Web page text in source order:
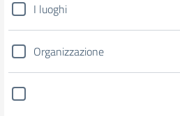
I luoghi
Organizzazione